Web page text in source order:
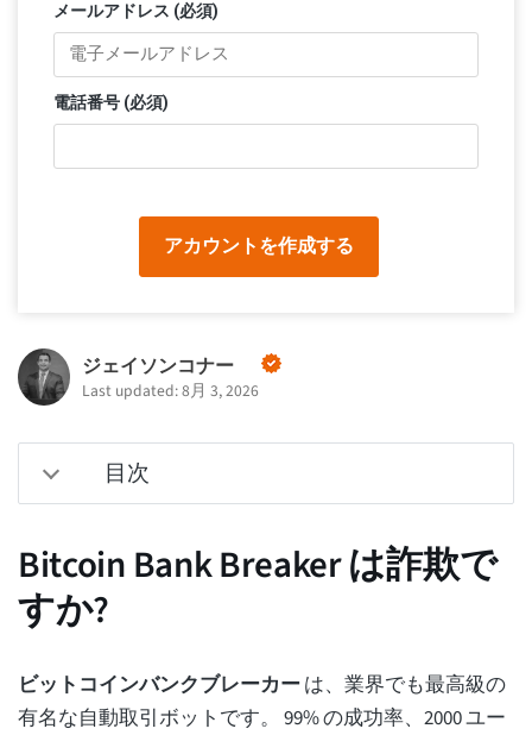
メールアドレス (必須)
電話番号 (必須)
アカウントを作成する
ジェイソンコナー
Last updated: 8月 3, 2026
目次
Bitcoin Bank Breaker は詐欺で
すか?
ビットコインバンクブレーカーは、業界でも最高級の
有名な自動取引ボットです。 99% の成功率、2000 ユー